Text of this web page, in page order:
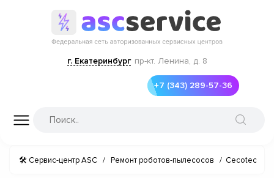
г. Екатеринбург пр-кт. Ленина, д. 8
+7 (343) 289-57-36
🛠 Сервис-центр ASC / Ремонт роботов-пылесосов / Cecotec